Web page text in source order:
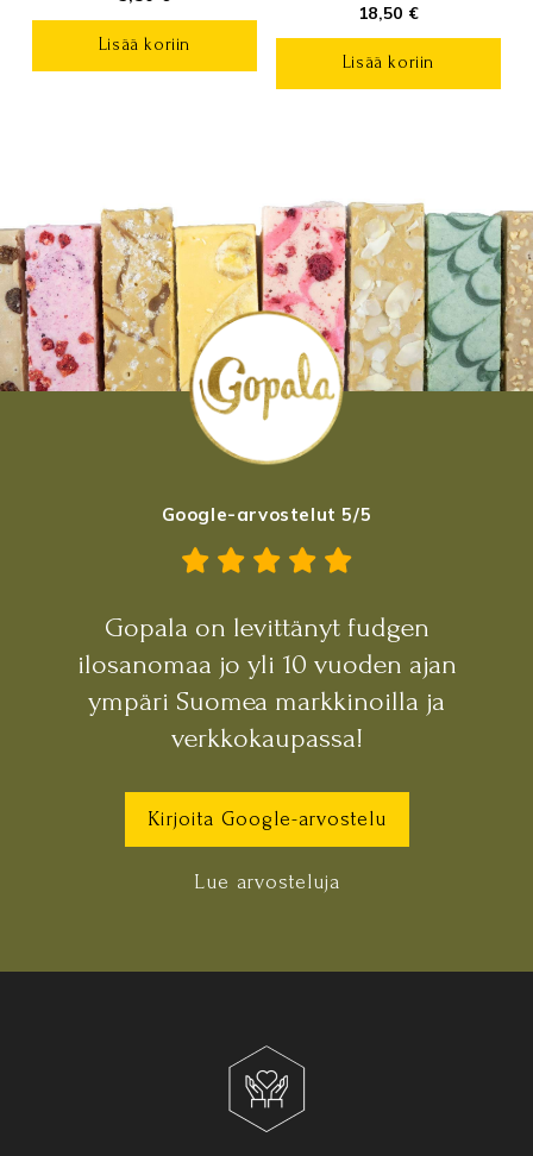
Lisää koriin
18,50 €
Lisää koriin
Google-arvostelut 5/5
Gopala on levittänyt fudgen
ilosanomaa jo yli 10 vuoden ajan
ympäri Suomea markkinoilla ja
verkkokaupassa!
Kirjoita Google-arvostelu
Lue arvosteluja